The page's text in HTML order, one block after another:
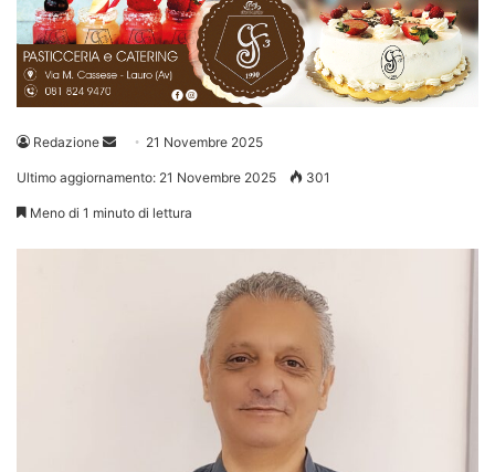
Redazione
Invia 21 Novembre 2025
Ultimo aggiornamento: 21 Novembre 2025 301
Meno di 1 minuto di lettura